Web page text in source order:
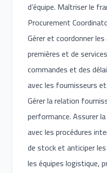
d’équipe. Maîtriser le
Procurement
Gérer et coordonner
premières et de
commandes et des
avec les fournisseurs
Gérer la relation
performance. Assurer
avec les procédures
de stock et anticiper
les équipes logistique,